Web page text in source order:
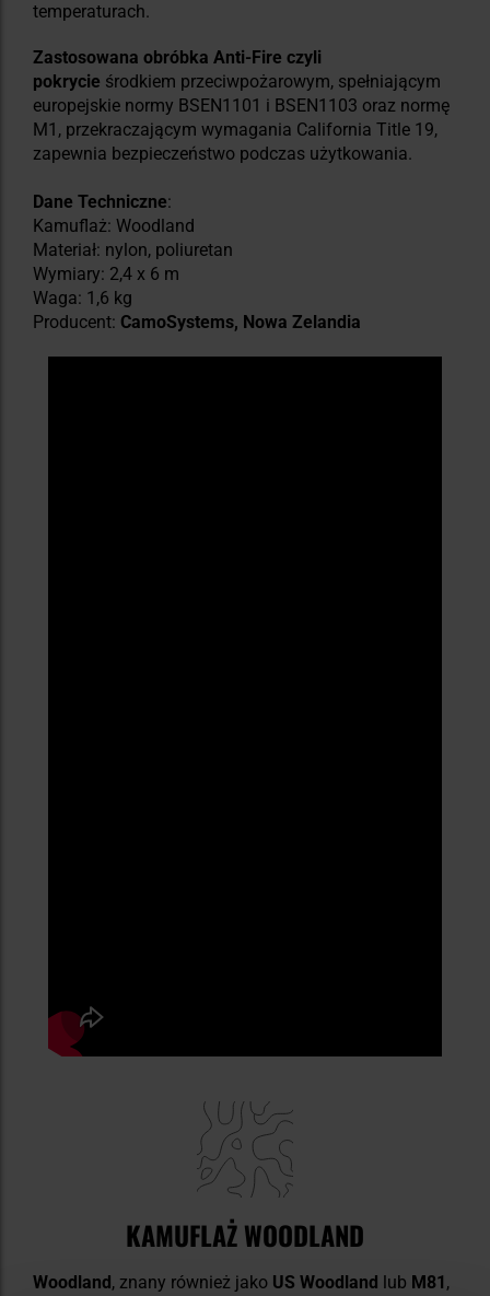
temperaturach.
Zastosowana obróbka Anti-Fire czyli
pokrycie środkiem przeciwpożarowym, spełniającym
europejskie normy BSEN1101 i BSEN1103 oraz normę
M1, przekraczającym wymagania California Title 19,
zapewnia bezpieczeństwo podczas użytkowania.
Dane Techniczne:
Kamuflaż: Woodland
Materiał: nylon, poliuretan
Wymiary: 2,4 x 6 m
Waga: 1,6 kg
Producent: CamoSystems, Nowa Zelandia
KAMUFLAŻ WOODLAND
Woodland , znany również jako US Woodland lub M81 ,